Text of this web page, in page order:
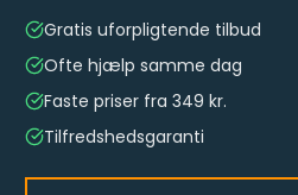
Gratis uforpligtende tilbud
Ofte hjælp samme dag
Faste priser fra 349 kr.
Tilfredshedsgaranti